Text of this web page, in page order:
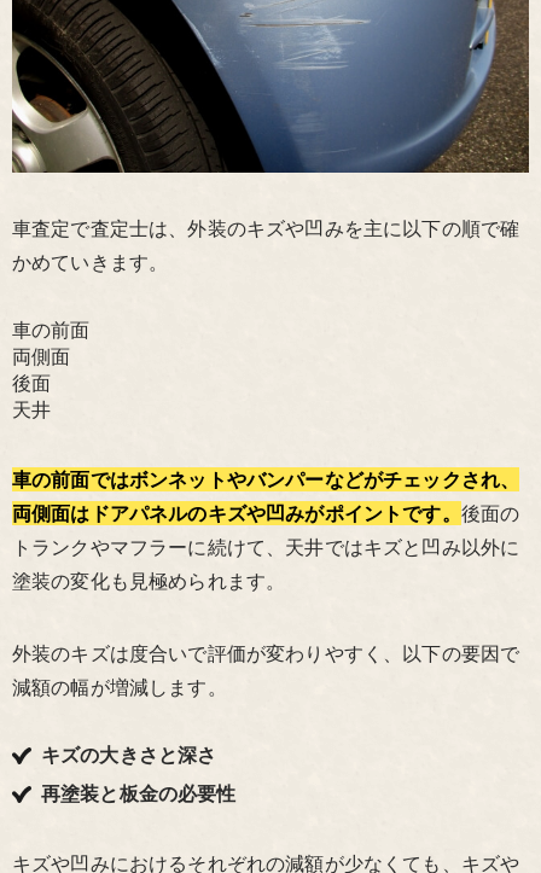
車査定で査定士は、外装のキズや凹みを主に以下の順で確
かめていきます。
車の前面
両側面
後面
天井
車の前面ではボンネットやバンパーなどがチェックされ、
両側面はドアパネルのキズや凹みがポイントです。 後面の
トランクやマフラーに続けて、天井ではキズと凹み以外に
塗装の変化も見極められます。
外装のキズは度合いで評価が変わりやすく、以下の要因で
減額の幅が増減します。
キズの大きさと深さ
再塗装と板金の必要性
キズや凹みにおけるそれぞれの減額が少なくても、キズや